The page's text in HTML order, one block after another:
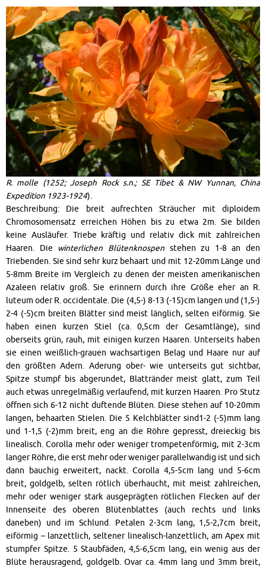
R. molle (1252; Joseph Rock s.n.; SE Tibet & NW Yunnan, China
Expedition 1923-1924).
Beschreibung: Die breit aufrechten Sträucher mit diploidem
Chromosomensatz erreichen Höhen bis zu etwa 2m. Sie bilden
keine Ausläufer. Triebe kräftig und relativ dick mit zahlreichen
Haaren. Die
winterlichen Blütenknospenstehen zu 1-8 an den
Triebenden. Sie sind sehr kurz behaart und mit 12-20mm Länge und
5-8mm Breite im Vergleich zu denen der meisten amerikanischen
Azaleen relativ groß. Sie erinnern durch ihre Größe eher an R.
luteum oder R. occidentale. Die (4,5-) 8-13 (-15)cm langen und (1,5-)
2-4 (-5)cm breiten Blätter sind meist länglich, selten eiförmig. Sie
haben einen kurzen Stiel (ca. 0,5cm der Gesamtlänge), sind
oberseits grün, rauh, mit einigen kurzen Haaren. Unterseits haben
sie einen weißlich-grauen wachsartigen Belag und Haare nur auf
den größten Adern. Aderung ober- wie unterseits gut sichtbar,
Spitze stumpf bis abgerundet, Blattränder meist glatt, zum Teil
auch etwas unregelmäßig verlaufend, mit kurzen Haaren. Pro Stutz
öffnen sich 6-12 nicht duftende Blüten. Diese stehen auf 10-20mm
langen, behaarten Stielen. Die 5 Kelchblätter sind1-2 (-5)mm lang
und 1-1,5 (-2)mm breit, eng an die Röhre gepresst, dreieckig bis
linealisch. Corolla mehr oder weniger trompetenförmig, mit 2-3cm
langer Röhre, die erst mehr oder weniger parallelwandig ist und sich
dann bauchig erweitert, nackt. Corolla 4,5-5cm lang und 5-6cm
breit, goldgelb, selten rötlich überhaucht, mit meist zahlreichen,
mehr oder weniger stark ausgeprägten rötlichen Flecken auf der
Innenseite des oberen Blütenblattes (auch rechts und links
daneben) und im Schlund. Petalen 2-3cm lang, 1,5-2,7cm breit,
eiförmig – lanzettlich, seltener linealisch-lanzettlich, am Apex mit
stumpfer Spitze. 5 Staubfäden, 4,5-6,5cm lang, ein wenig aus der
Blüte herausragend, goldgelb. Ovar ca. 4mm lang und 3mm breit,